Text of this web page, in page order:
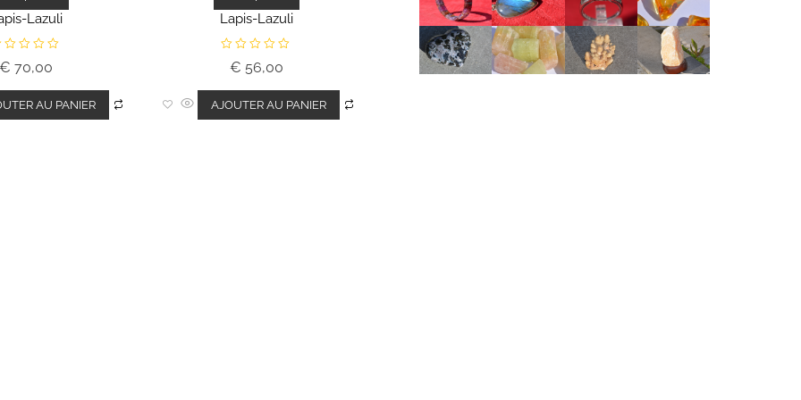
Lazuli
€ 70,00
AU PANIER
Lapis-Lazuli
e
0
s
u
€ 56,00
AJOUTER AU PANIER